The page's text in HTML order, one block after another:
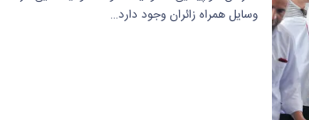
وسایل همراه زائران وجود دارد…